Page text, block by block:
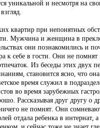
уникальной и несмотря на
квартир при непонятных
Мужчина и женщина в
они познакомились и
к себе в гости. Они не
Из беседы этих двух
становится ясно, что
время служил в
во время зарубежных
Рассказывая друг другу о
не помнят. Они
отдала ребенка в